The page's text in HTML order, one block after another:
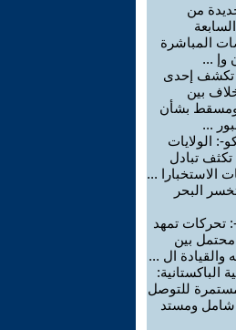
من
المباشرة
وإ ...
تكشف إحدى
بين
بشأن
...
: الولايات
تكثف تبادل
الاستخبارا ...
البحر
: تحركات تمهد
محتمل بين
والقيادة ال ...
الباكستانية:
للتوصل
ومستد